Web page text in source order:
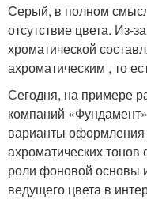
Серый, в полном
отсутствие цвета. Из-
хроматической
ахроматическим , то
Сегодня, на примере
компаний
варианты оформления
ахроматических
роли фоновой основы
ведущего цвета в